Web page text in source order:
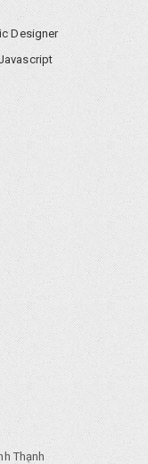
Designer
Thạnh